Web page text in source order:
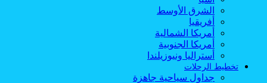
الشرق الأوسط
أفريقيا
أمريكا الشمالية
أمريكا الجنوبية
أستراليا ونيوزيلندا
تخطيط الرحلات
جداول سياحية جاهزة